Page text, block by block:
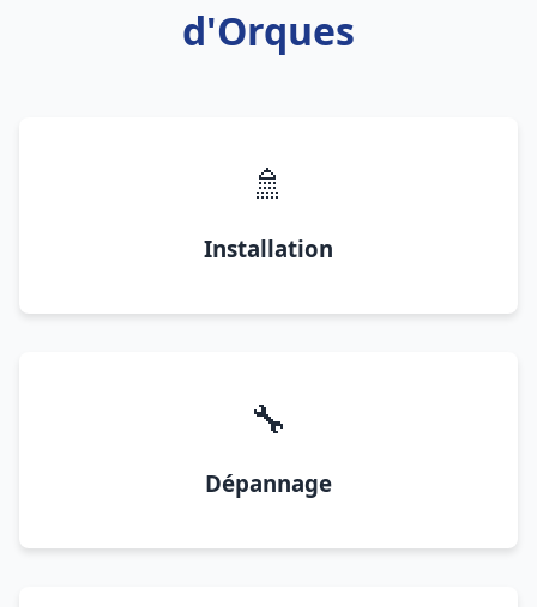
d'Orques
🚿
Installation
🔧
Dépannage